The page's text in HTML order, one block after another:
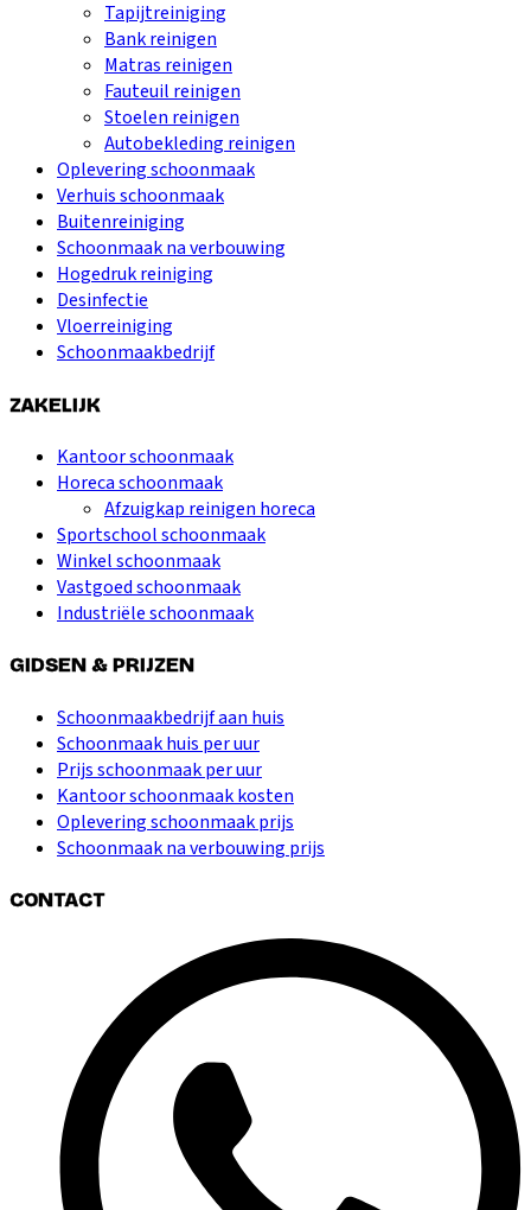
Tapijtreiniging
Bank reinigen
Matras reinigen
Fauteuil reinigen
Stoelen reinigen
Autobekleding reinigen
Oplevering schoonmaak
Verhuis schoonmaak
Buitenreiniging
Schoonmaak na verbouwing
Hogedruk reiniging
Desinfectie
Vloerreiniging
Schoonmaakbedrijf
ZAKELIJK
Kantoor schoonmaak
Horeca schoonmaak
Afzuigkap reinigen horeca
Sportschool schoonmaak
Winkel schoonmaak
Vastgoed schoonmaak
Industriële schoonmaak
GIDSEN & PRIJZEN
Schoonmaakbedrijf aan huis
Schoonmaak huis per uur
Prijs schoonmaak per uur
Kantoor schoonmaak kosten
Oplevering schoonmaak prijs
Schoonmaak na verbouwing prijs
CONTACT